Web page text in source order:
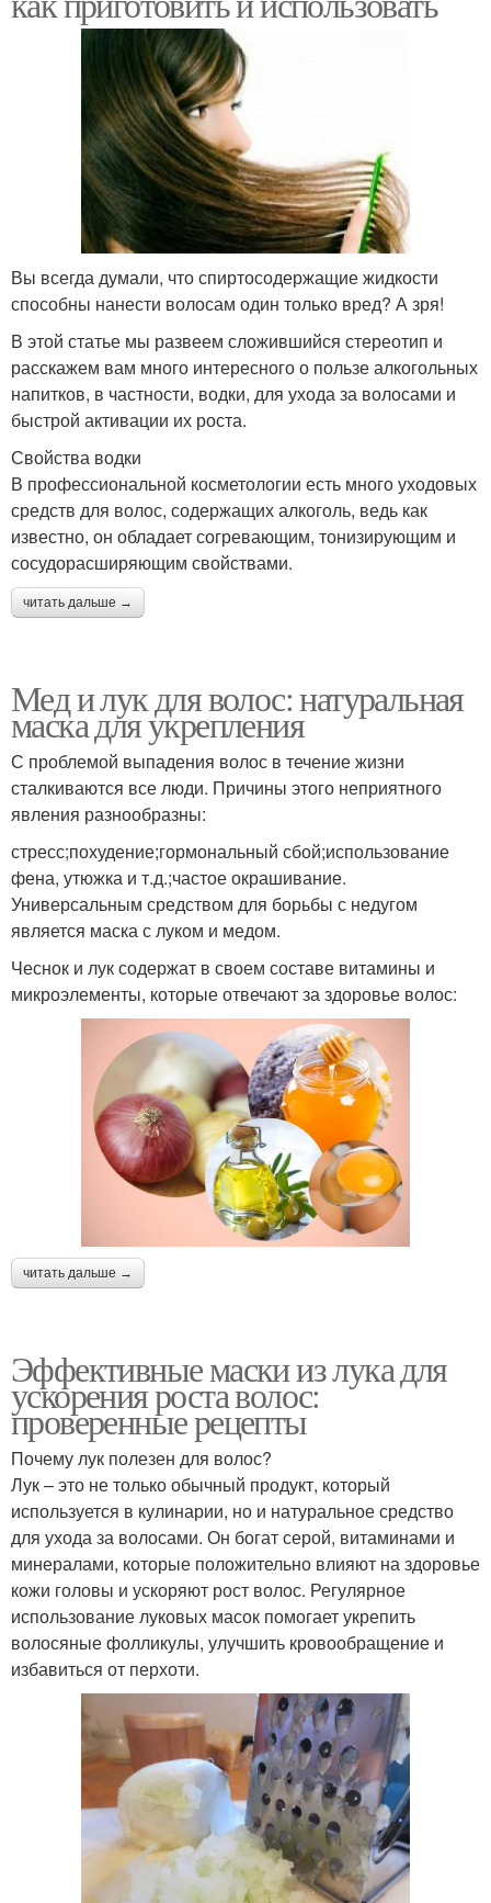
Вы всегда думали, что спиртосодержащие жидкости
способны нанести волосам один только вред? А зря!
В этой статье мы развеем сложившийся стереотип и
расскажем вам много интересного о пользе алкогольных
напитков, в частности, водки, для ухода за волосами и
быстрой активации их роста.
Свойства водки
В профессиональной косметологии есть много уходовых
средств для волос, содержащих алкоголь, ведь как
известно, он обладает согревающим, тонизирующим и
сосудорасширяющим свойствами.
читать дальше →
Мед и лук для волос: натуральная
маска для укрепления
С проблемой выпадения волос в течение жизни
сталкиваются все люди. Причины этого неприятного
явления разнообразны:
стресс;похудение;гормональный сбой;использование
фена, утюжка и т.д.;частое окрашивание.
Универсальным средством для борьбы с недугом
является маска с луком и медом.
Чеснок и лук содержат в своем составе витамины и
микроэлементы, которые отвечают за здоровье волос:
читать дальше →
Эффективные маски из лука для
ускорения роста волос:
проверенные рецепты
Почему лук полезен для волос?
Лук – это не только обычный продукт, который
используется в кулинарии, но и натуральное средство
для ухода за волосами. Он богат серой, витаминами и
минералами, которые положительно влияют на здоровье
кожи головы и ускоряют рост волос. Регулярное
использование луковых масок помогает укрепить
волосяные фолликулы, улучшить кровообращение и
избавиться от перхоти.